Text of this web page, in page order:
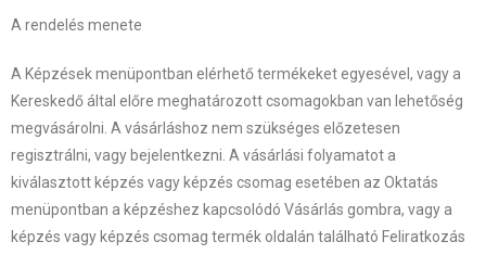
A rendelés menete
A Képzések menüpontban elérhető termékeket egyesével, vagy a
Kereskedő által előre meghatározott csomagokban van lehetőség
megvásárolni. A vásárláshoz nem szükséges előzetesen
regisztrálni, vagy bejelentkezni. A vásárlási folyamatot a
kiválasztott képzés vagy képzés csomag esetében az Oktatás
menüpontban a képzéshez kapcsolódó Vásárlás gombra, vagy a
képzés vagy képzés csomag termék oldalán található Feliratkozás